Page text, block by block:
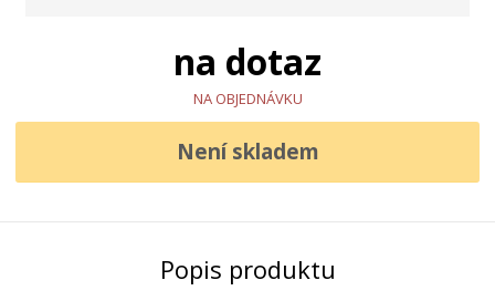
na dotaz
NA OBJEDNÁVKU
Není skladem
Popis produktu